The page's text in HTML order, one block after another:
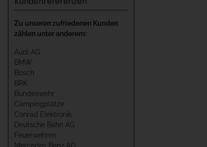
Zu unseren zufriedenen Kunden
zählen unter anderem:
Audi AG
BMW
Bosch
BRK
Bundeswehr
Campingplätze
Conrad Elektronik
Deutsche Bahn AG
Feuerwehren